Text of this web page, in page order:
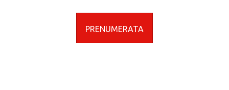
PRENUMERATA